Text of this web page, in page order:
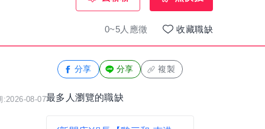
0~5人應徵 收藏職缺
:2026-08-07
分享 分享 複製
最多人瀏覽的職缺